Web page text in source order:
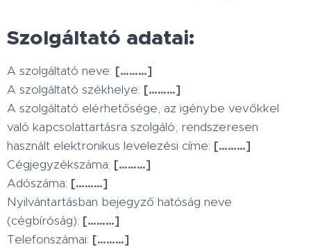
Szolgáltató adatai:
A szolgáltató neve: [………]
A szolgáltató székhelye: [………]
A szolgáltató elérhetősége, az igénybe vevőkkel
való kapcsolattartásra szolgáló, rendszeresen
használt elektronikus levelezési címe: [………]
Cégjegyzékszáma: [………]
Adószáma: [………]
Nyilvántartásban bejegyző hatóság neve
(cégbíróság): [………]
Telefonszámai: [………]